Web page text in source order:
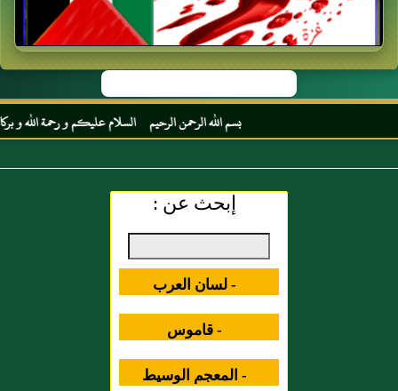
بسم الله الرحمن الرحيم السلام عليكم و رحمة الله و
إبحث عن :
- لسان العرب
- قاموس
المصطلحات العلمية
- المعجم الوسيط